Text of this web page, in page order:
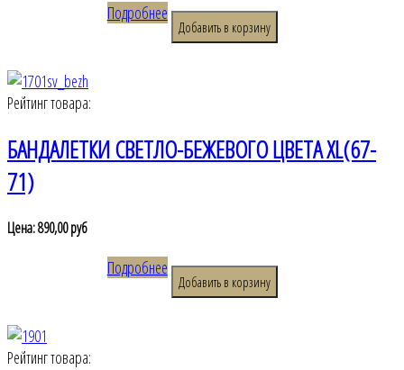
Подробнее
Рейтинг товара:
БАНДАЛЕТКИ СВЕТЛО-БЕЖЕВОГО ЦВЕТА XL(67-
71)
Цена:890,00 руб
Подробнее
Рейтинг товара: